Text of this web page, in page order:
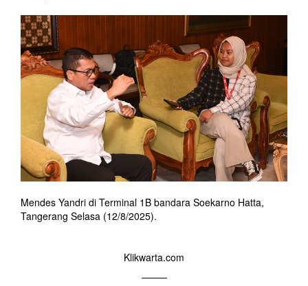
Mendes Yandri di Terminal 1B bandara Soekarno Hatta,
Tangerang Selasa (12/8/2025).
Klikwarta.com